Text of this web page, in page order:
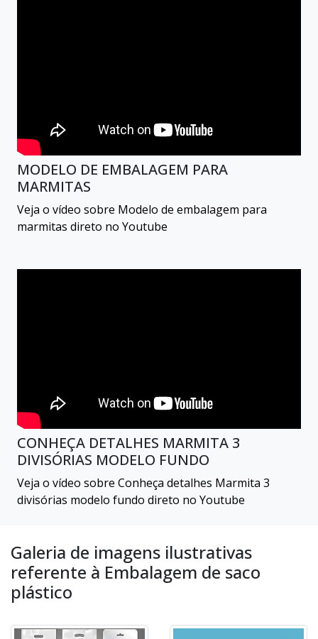
MODELO DE EMBALAGEM PARA
MARMITAS
Veja o vídeo sobre Modelo de embalagem para
marmitas direto no Youtube
CONHEÇA DETALHES MARMITA 3
DIVISÓRIAS MODELO FUNDO
Veja o vídeo sobre Conheça detalhes Marmita 3
divisórias modelo fundo direto no Youtube
Galeria de imagens ilustrativas
referente à Embalagem de saco
plástico